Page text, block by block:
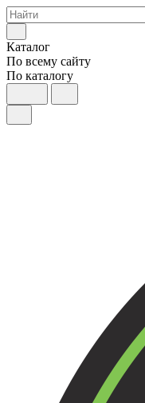
Каталог
По всему сайту
По каталогу